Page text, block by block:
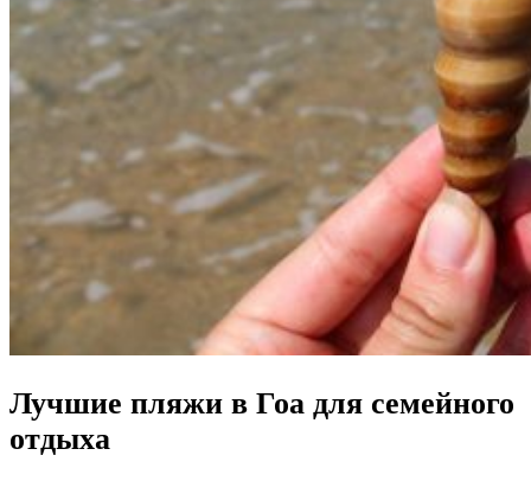
Лучшие пляжи в Гоа для семейного
отдыха